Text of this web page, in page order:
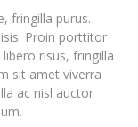
fringilla purus.
Proin porttitor
risus, fringilla
sit amet viverra
ac nisl auctor